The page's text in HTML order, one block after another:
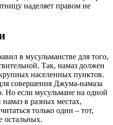
наделяет правом не
в мусульманстве для того,
Так, намаз должен
населенных пунктов.
совершения Джума-намаза
Но если мусульмане на одной
в разных местах,
только один – тот,
остальных.